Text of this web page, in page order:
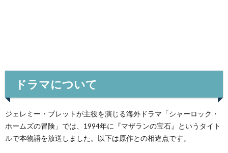
ドラマについて
ジェレミー・ブレットが主役を演じる海外ドラマ「シャーロック・
ホームズの冒険」では、1994年に『マザランの宝石』というタイト
ルで本物語を放送しました。以下は原作との相違点です。